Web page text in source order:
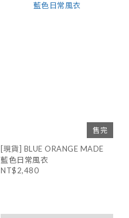
售完
[現貨] BLUE ORANGE MADE
藍色日常風衣
NT$2,480